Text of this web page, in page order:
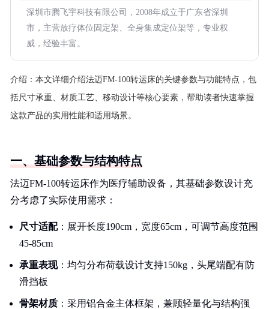
深圳市腾飞宇科技有限公司，2008年成立于广东省深圳
市，主营放疗体位固定架、全身集成定位架等，专业权
威，经验丰富。
介绍： 本文详细介绍法迈FM-100转运床的关键参数与功能特点，包
括尺寸承重、材质工艺、移动设计等核心要素，帮助读者快速掌握
这款产品的实用性能和适用场景。
一、基础参数与结构特点
法迈FM-100转运床作为医疗辅助设备，其基础参数设计充
分考虑了实际使用需求：
尺寸适配：展开长度190cm，宽度65cm，可调节高度范围
45-85cm
承重表现：均匀分布荷载设计支持150kg，头尾端配有防
滑挡板
骨架材质 ：采用铝合金主体框架，兼顾轻量化与结构强